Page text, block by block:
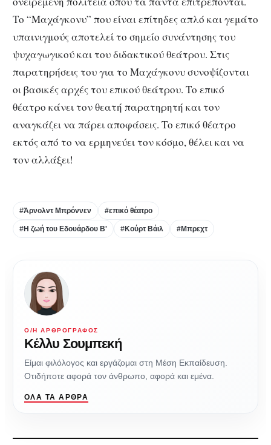
Το “Μαχάγκονυ” που είναι επίτηδες απλό και γεμάτο
υπαινιγμούς αποτελεί το σημείο συνάντησης του
ψυχαγωγικού και του διδακτικού θεάτρου. Στις
παρατηρήσεις του για το Μαχάγκονυ συνοψίζονται
οι βασικές αρχές του επικού θεάτρου. Το επικό
θέατρο κάνει τον θεατή παρατηρητή και τον
αναγκάζει να πάρει αποφάσεις. Το επικό θέατρο
εκτός από το να ερμηνεύει τον κόσμο, θέλει και να
τον αλλάξει!
#Άρνολντ Μπρόννεν #επικό θέατρο
#Η ζωή του Εδουάρδου Β' #Κούρτ Βάιλ #Μπρεχτ
Ο/Η ΑΡΘΡΟΓΡΆΦΟΣ
Κέλλυ Σουμπεκή
Είμαι φιλόλογος και εργάζομαι στη Mέση Eκπαίδευση.
Οτιδήποτε αφορά τον άνθρωπο, αφορά και εμένα.
ΌΛΑ ΤΑ ΆΡΘΡΑ